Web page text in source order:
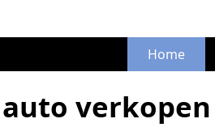
Home
auto